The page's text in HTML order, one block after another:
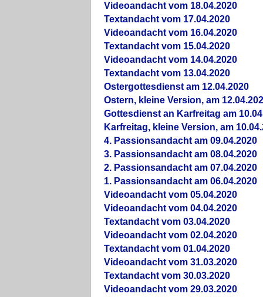
Videoandacht vom 18.04.2020
Textandacht vom 17.04.2020
Videoandacht vom 16.04.2020
Textandacht vom 15.04.2020
Videoandacht vom 14.04.2020
Textandacht vom 13.04.2020
Ostergottesdienst am 12.04.2020
Ostern, kleine Version, am
Gottesdienst an Karfreitag am
Karfreitag, kleine Version, am
4. Passionsandacht am 09.04.2020
3. Passionsandacht am 08.04.2020
2. Passionsandacht am 07.04.2020
1. Passionsandacht am 06.04.2020
Videoandacht vom 05.04.2020
Videoandacht vom 04.04.2020
Textandacht vom 03.04.2020
Videoandacht vom 02.04.2020
Textandacht vom 01.04.2020
Videoandacht vom 31.03.2020
Textandacht vom 30.03.2020
Videoandacht vom 29.03.2020